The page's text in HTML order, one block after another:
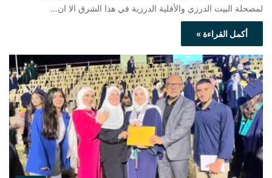
لمصحلة البيت الدرزي والأقلية الدرزية في هذا الشرق الا ان…
أكمل القراءة »